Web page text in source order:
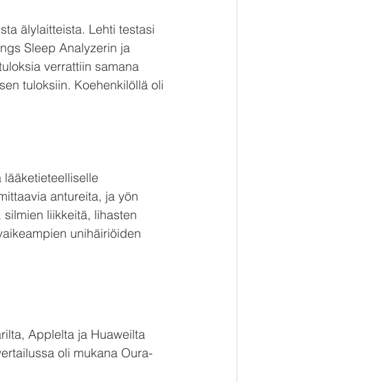
älylaitteista. Lehti testasi
Sleep Analyzerin ja
verrattiin samana
tuloksiin. Koehenkilöllä oli
lääketieteelliselle
antureita, ja yön
liikkeitä, lihasten
unihäiriöiden
Applelta ja Huaweilta
oli mukana Oura-